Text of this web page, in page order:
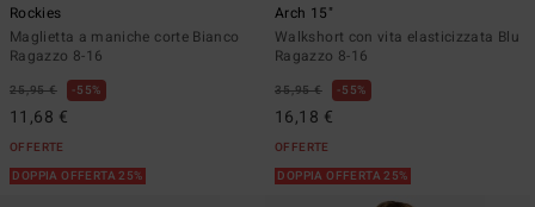
Rockies
Maglietta a maniche corte Bianco
Ragazzo 8-16
25,95 € 55%
11,68 €
OFFERTE
DOPPIA OFFERTA 25%
Arch 15"
Walkshort con vita elasticizzata Blu
Ragazzo 8-16
35,95 € 55%
16,18 €
OFFERTE
DOPPIA OFFERTA 25%